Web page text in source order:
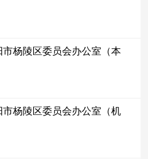
杨陵区委员会办公室（本
杨陵区委员会办公室（机